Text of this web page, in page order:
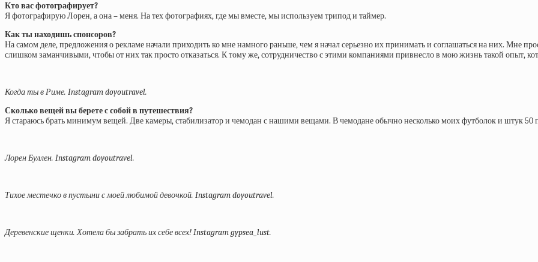
Кто вас фотографирует?
Я фотографирую Лорен, а она – меня. На тех фотографиях, где мы вместе, мы используем трипод и таймер.
Как ты находишь спонсоров?
На самом деле, предложения о рекламе начали приходить ко мне намного раньше, чем я начал серьезно их принимать и соглашаться на них. Мне
слишком заманчивыми, чтобы от них так просто отказаться. К тому же, сотрудничество с этими компаниями привнесло в мою жизнь такой опыт,
Когда ты в Риме. Instagram doyoutravel.
Сколько вещей вы берете с собой в путешествия?
Я стараюсь брать минимум вещей. Две камеры, стабилизатор и чемодан с нашими вещами. В чемодане обычно несколько моих футболок и штук 50
Лорен Буллен. Instagram doyoutravel.
Тихое местечко в пустыни с моей любимой девочкой. Instagram doyoutravel.
Деревенские щенки. Хотела бы забрать их себе всех! Instagram gypsea_lust.